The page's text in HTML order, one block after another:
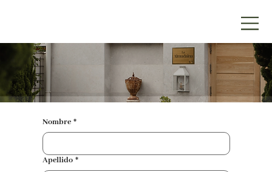
Nombre *
Apellido *